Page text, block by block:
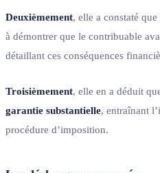
Deuxièmement, elle a constaté
à démontrer que le contribuable
détaillant ces conséquences
Troisièmement, elle en a déduit
garantie substantielle, entraînant
procédure d’imposition.